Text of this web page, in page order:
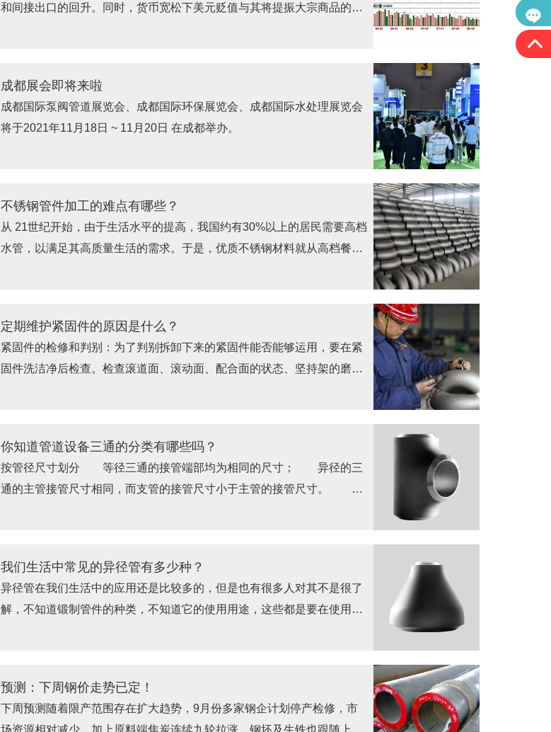
和间接出口的回升。同时，货币宽松下美元贬值与其将提振大宗商品的整
成都展会即将来啦
成都国际泵阀管道展览会、成都国际环保展览会、成都国际水处理展览会
将于2021年11月18日 ~ 11月20日 在成都举办。
不锈钢管件加工的难点有哪些？
从 21世纪开始，由于生活水平的提高，我国约有30%以上的居民需要高档
水管，以满足其高质量生活的需求。于是，优质不锈钢材料就从高档餐具
定期维护紧固件的原因是什么？
紧固件的检修和判别：为了判别拆卸下来的紧固件能否能够运用，要在紧
固件洗洁净后检查。检查滚道面、滚动面、配合面的状态、坚持架的磨损
你知道管道设备三通的分类有哪些吗？
按管径尺寸划分 等径三通的接管端部均为相同的尺寸； 异径的三
通的主管接管尺寸相同，而支管的接管尺寸小于主管的接管尺寸。 按
我们生活中常见的异径管有多少种？
异径管在我们生活中的应用还是比较多的，但是也有很多人对其不是很了
解，不知道锻制管件的种类，不知道它的使用用途，这些都是要在使用之
预测：下周钢价走势已定！
下周预测随着限产范围存在扩大趋势，9月份多家钢企计划停产检修，市
场资源相对减少，加上原料端焦炭连续九轮拉涨，钢坯及生铁也跟随上